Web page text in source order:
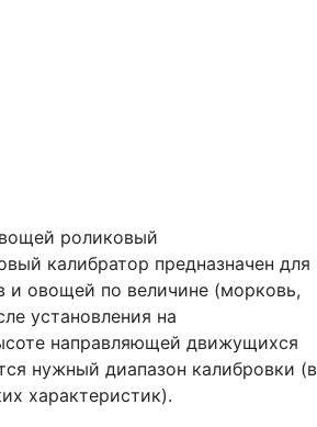
роликовый
калибратор предназначен для
и овощей по величине (морковь,
установления на
направляющей движущихся
нужный диапазон калибровки (в
характеристик).